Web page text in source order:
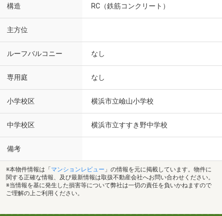
構造 RC（鉄筋コンクリート）
主方位
ルーフバルコニー なし
専用庭 なし
小学校区 横浜市立嶮山小学校
中学校区 横浜市立すすき野中学校
備考
※本物件情報は「 マンションレビュー 」の情報を元に掲載しています。物件に
関する正確な情報、及び最新情報は取扱不動産会社へお問い合わせください。
※当情報を基に発生した損害等について弊社は一切の責任を負いかねますので
ご理解の上ご利用ください。